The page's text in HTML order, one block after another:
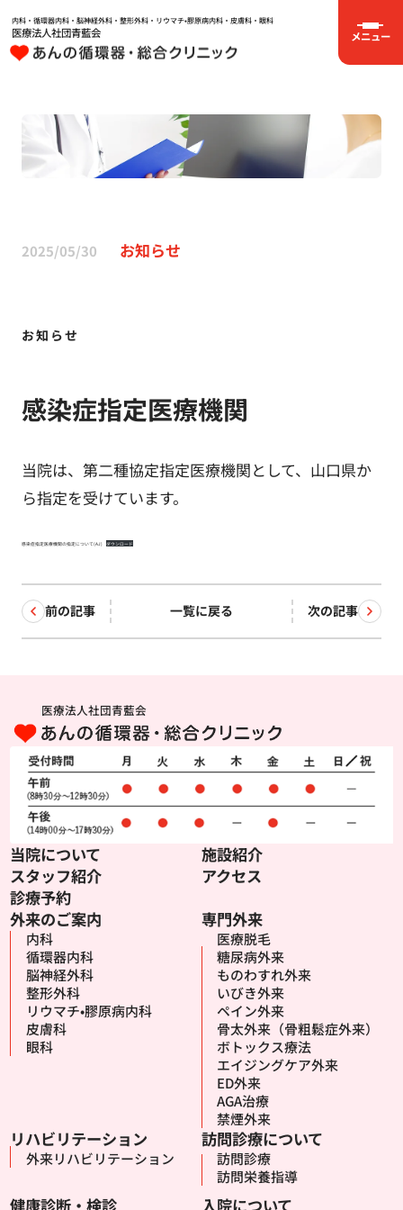
内科・循環器内科・脳神経外科・整形外科・リウマチ•膠原病内科・皮膚科・眼科
医療法人社団青藍会 メニュー
2025/05/30 お知らせ
お知らせ
感染症指定医療機関
当院は、第二種協定指定医療機関として、山口県か
ら指定を受けています。
感染症指定医療機関の指定について(AJ) ダウンロード
前の記事 一覧に戻る 次の記事
医療法人社団青藍会
当院について
施設紹介
スタッフ紹介
アクセス
診療予約
外来のご案内
内科
循環器内科
脳神経外科
整形外科
リウマチ•膠原病内科
皮膚科
眼科
専門外来
医療脱毛
糖尿病外来
ものわすれ外来
いびき外来
ペイン外来
骨太外来（骨粗鬆症外来）
ボトックス療法
エイジングケア外来
ED外来
AGA治療
禁煙外来
リハビリテーション
外来リハビリテーション
訪問診療について
訪問診療
訪問栄養指導
健康診断・検診 入院について